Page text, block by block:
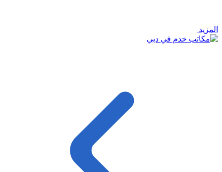
المزيد